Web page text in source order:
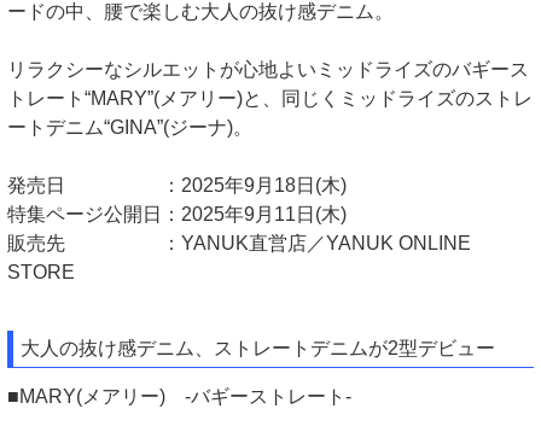
ードの中、腰で楽しむ大人の抜け感デニム。
リラクシーなシルエットが心地よいミッドライズのバギース
トレート“MARY”(メアリー)と、同じくミッドライズのストレ
ートデニム“GINA”(ジーナ)。
発売日 ：2025年9月18日(木)
特集ページ公開日：2025年9月11日(木)
販売先 ：YANUK直営店／YANUK ONLINE
STORE
大人の抜け感デニム、ストレートデニムが2型デビュー
■MARY(メアリー) -バギーストレート-